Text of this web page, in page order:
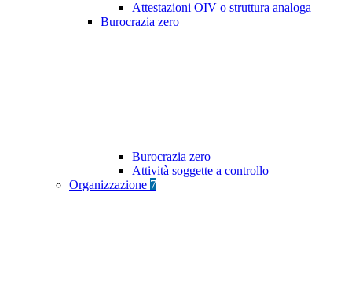
Attestazioni OIV o struttura analoga
Burocrazia zero
Burocrazia zero
Attività soggette a controllo
Organizzazione 7